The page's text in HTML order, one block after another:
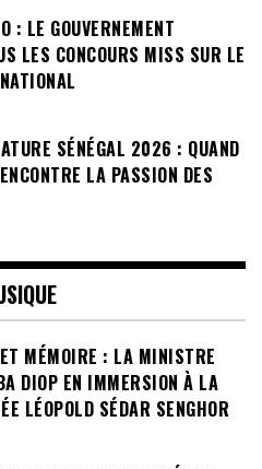
: LE GOUVERNEMENT
LES CONCOURS MISS SUR LE
SÉNÉGAL 2026 : QUAND
LA PASSION DES
MÉMOIRE : LA MINISTRE
DIOP EN IMMERSION À LA
LÉOPOLD SÉDAR SENGHOR